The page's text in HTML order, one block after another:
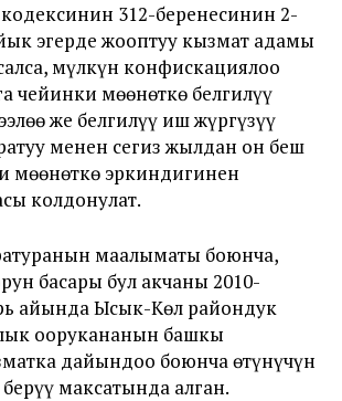
312-беренесинин 2-
эгерде жооптуу кызмат адамы
мүлкүн конфискациялоо
чейинки мөөнөткө белгилүү
же белгилүү иш жүргүзүү
менен сегиз жылдан он беш
мөөнөткө эркиндигинен
колдонулат.
маалыматы боюнча,
басары бул акчаны 2010-
айында Ысык-Көл райондук
оорукананын башкы
дайындоо боюнча өтүнүчүн
максатында алган.